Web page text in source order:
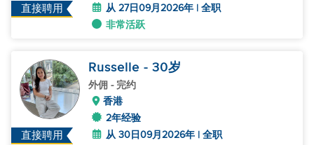
直接聘用
从 27日09月2026年 | 全职
非常活跃
直接聘用
Russelle - 30岁
外佣 - 完约
香港
2年经验
从 30日09月2026年 | 全职